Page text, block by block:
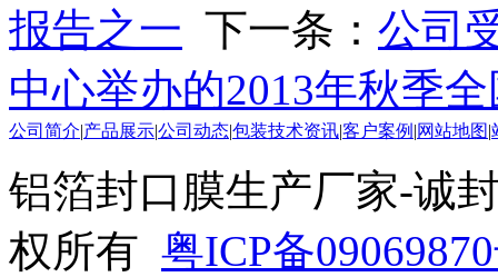
报告之一 下一条： 公司
中心举办的2013年秋季
公司简介|产品展示|公司动态|包装技术资讯|客户案例 |网站地图|
铝箔封口 膜生产厂家-诚
权所有 粤ICP备